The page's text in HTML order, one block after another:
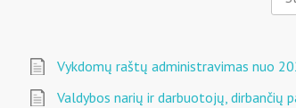
Vykdomų raštų administravimas nuo
Valdybos narių ir darbuotojų, dirbančių